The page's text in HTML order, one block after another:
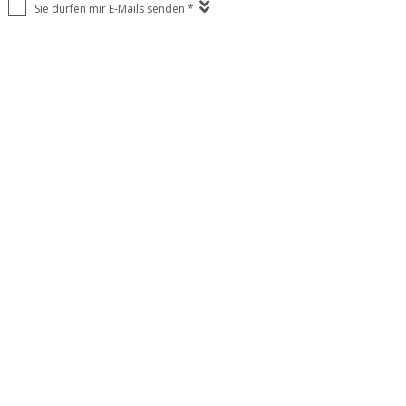
Sie dürfen mir E-Mails senden *